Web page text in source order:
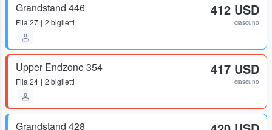
Grandstand 446
Fila 27 2 biglietti
412 USD
ciascuno
Upper Endzone 354
Fila 24 2 biglietti
417 USD
ciascuno
Grandstand 428